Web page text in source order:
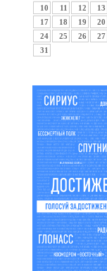
10
11 12 13
17
18 19 20
24
25 26 27
31